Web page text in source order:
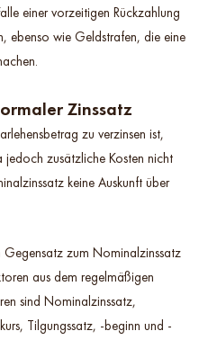
einer vorzeitigen Rückzahlung
ebenso wie Geldstrafen, die eine
Zinssatz
zu verzinsen ist,
zusätzliche Kosten nicht
keine Auskunft über
Gegensatz zum Nominalzinssatz
aus dem regelmäßigen
sind Nominalzinssatz,
Tilgungssatz, -beginn und -